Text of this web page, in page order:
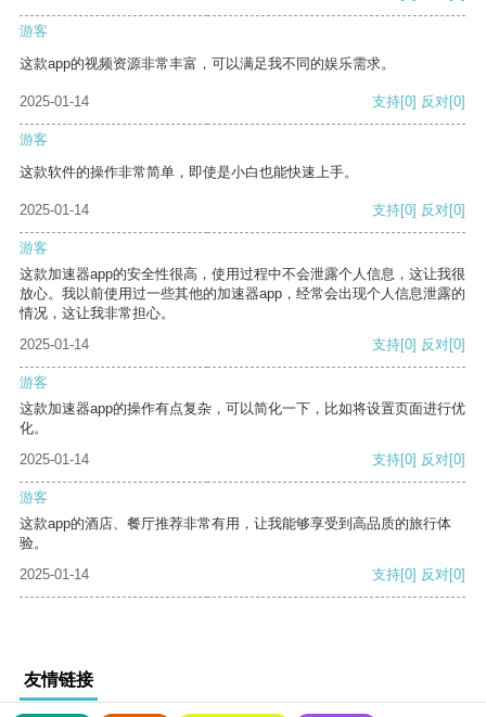
游客
这款app的视频资源非常丰富，可以满足我不同的娱乐需求。
2025-01-14 支持[0] 反对[0]
游客
这款软件的操作非常简单，即使是小白也能快速上手。
2025-01-14 支持[0] 反对[0]
游客
这款加速器app的安全性很高，使用过程中不会泄露个人信息，这让我很
放心。我以前使用过一些其他的加速器app，经常会出现个人信息泄露的
情况，这让我非常担心。
2025-01-14
支持[0] 反对[0]
游客
这款加速器app的操作有点复杂，可以简化一下，比如将设置页面进行优
化。
2025-01-14
支持[0] 反对[0]
游客
这款app的酒店、餐厅推荐非常有用，让我能够享受到高品质的旅行体
验。
2025-01-14
支持[0] 反对[0]
友情链接